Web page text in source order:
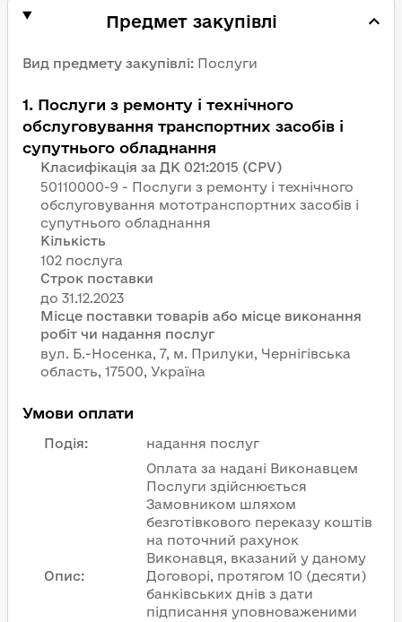
Предмет закупівлі
Вид предмету закупівлі: Послуги
1. Послуги з ремонту і технічного
обслуговування транспортних засобів і
супутнього обладнання
Класифікація за ДК 021:2015 (CPV)
50110000-9 - Послуги з ремонту і технічного
обслуговування мототранспортних засобів і
супутнього обладнання
Кількість
102 послуга
Строк поставки
Місце поставки товарів або місце виконання
робіт чи надання послуг
вул. Б.-Носенка, 7, м. Прилуки, Чернігівська
область, 17500, Україна
Умови оплати
Подія: надання послуг
Опис:
Оплата за надані Виконавцем
Послуги здійснюється
Замовником шляхом
безготівкового переказу коштів
на поточний рахунок
Виконавця, вказаний у даному
Договорі, протягом 10 (десяти)
банківських днів з дати
підписання уповноваженими